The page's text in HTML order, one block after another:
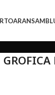
ANSAMBL